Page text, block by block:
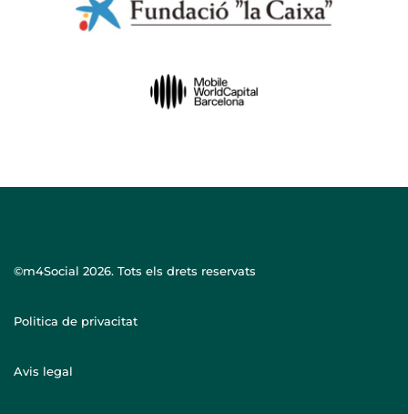
©m4Social 2026. Tots els drets reservats
Politica de privacitat
Avis legal